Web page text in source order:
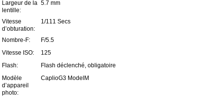
Largeur de la
lentille:
5.7 mm
Vitesse
d’obturation:
1/111 Secs
Nombre-F:
F/5.5
Vitesse ISO:
125
Flash:
Flash déclenché, obligatoire
Modèle
d’appareil
photo:
CaplioG3 ModelM